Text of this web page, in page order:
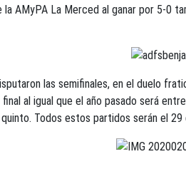
AMyPA La Merced al ganar por 5-0
las semifinales, en el duelo
al igual que el año pasado será
Todos estos partidos serán el